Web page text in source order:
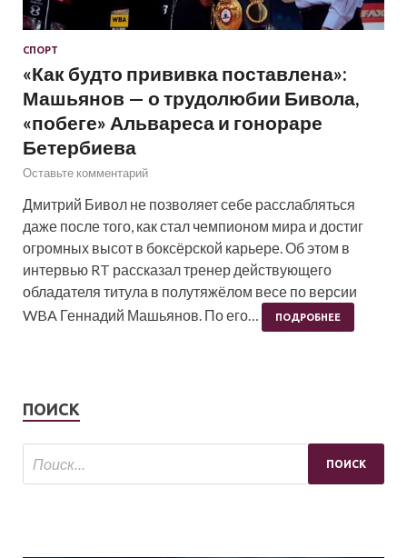
СПОРТ
«Как будто прививка поставлена»:
Машьянов — о трудолюбии Бивола,
«побеге» Альвареса и гонораре
Бетербиева
Оставьте комментарий
Дмитрий Бивол не позволяет себе расслабляться
даже после того, как стал чемпионом мира и достиг
огромных высот в боксёрской карьере. Об этом в
интервью RT рассказал тренер действующего
обладателя титула в полутяжёлом весе по версии
WBA Геннадий Машьянов. По его…
ПОДРОБНЕЕ
ПОИСК